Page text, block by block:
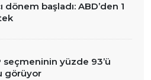
dönem başladı: ABD’den 1
seçmeninin yüzde 93’ü
görüyor